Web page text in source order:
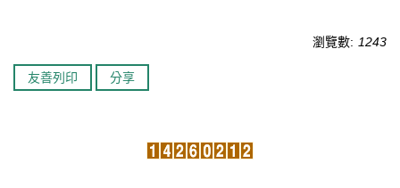
瀏覽數: 1243
友善列印 分享